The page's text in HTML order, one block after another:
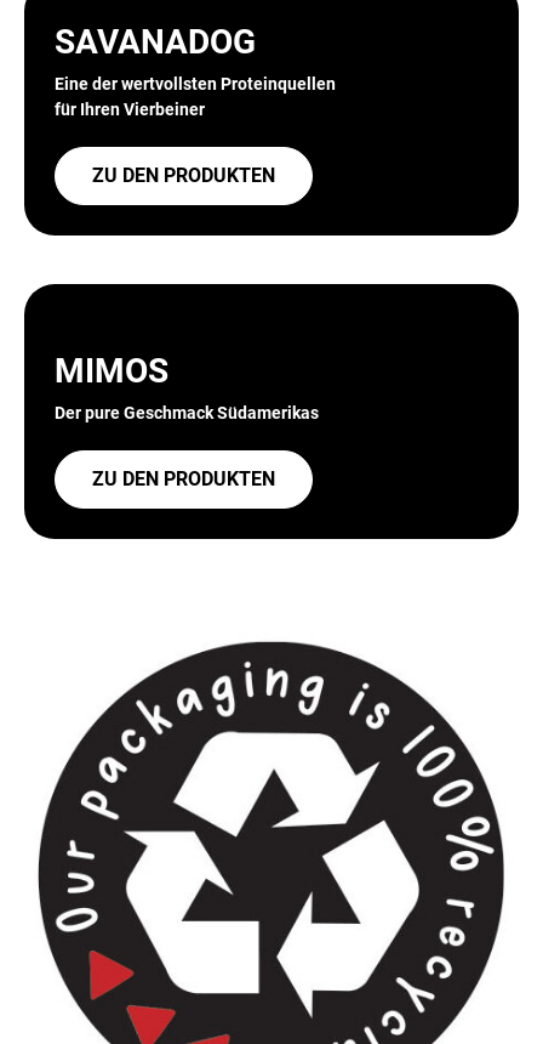
SAVANADOG
Eine der wertvollsten Proteinquellen
für Ihren Vierbeiner
ZU DEN PRODUKTEN
MIMOS
Der pure Geschmack Südamerikas
ZU DEN PRODUKTEN